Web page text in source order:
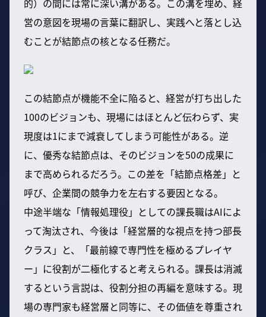
営の意図を現場の言葉に翻訳し、実践へと落とし込
むことが結節点の核となる任務だ。
この結節点が機能不全に陥ると、経営が打ち出した
100のビジョンも、現場にはほとんど伝わらず、実
現度は1にまで減衰してしまう可能性がある。逆
に、優秀な結節点は、そのビジョンを50の成果に
まで高められるだろう。この差を「結節点格差」と
呼び、企業間の競争力を左右する要因となる。
中途半端な「情報処理役」としての課長職はAIによ
って淘汰され、今後は「経営層的な視点を持つ部長
クラス」と、「最前線で専門性を極めるプレイヤ
ー」に役割が二極化すると考えられる。課長は消滅
するという言説は、役割分担の再編を意味する。現
場の専門家も経営層と同等に、その価値を尊重され